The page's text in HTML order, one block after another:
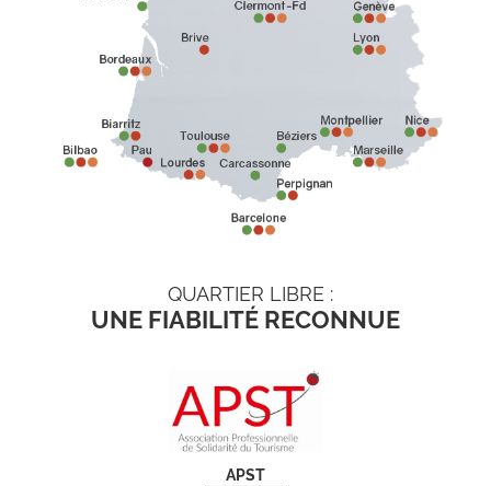
QUARTIER LIBRE :
UNE FIABILITÉ RECONNUE
APST